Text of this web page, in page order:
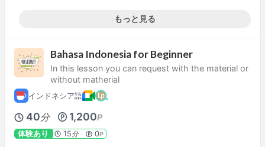
もっと見る
Bahasa Indonesia for Beginner
In this lesson you can request with the material or
without matherial
インドネシア語
40分 1,200P
体験あり 15分 0P